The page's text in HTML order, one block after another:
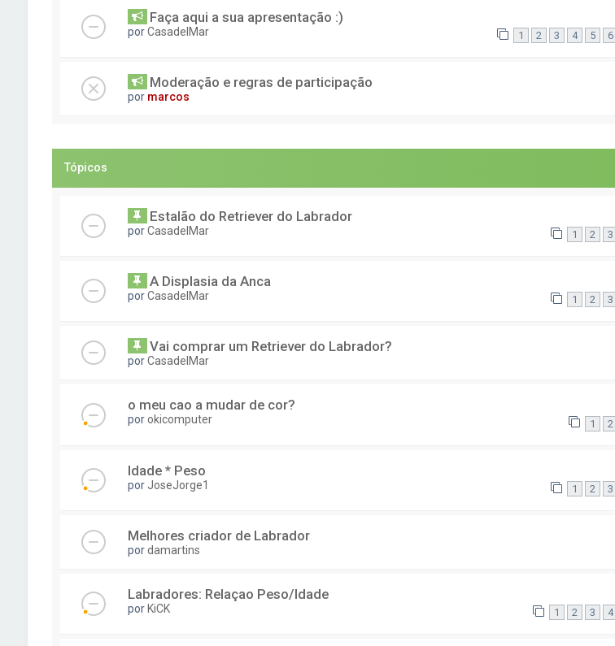
Faça aqui a sua apresentação :)
porCasadelMar 1 2 3 4 5 6
Moderação e regras de participação
por marcos
Tópicos
Estalão do Retriever do Labrador
porCasadelMar 1 2 3
A Displasia da Anca
porCasadelMar 1 2 3
Vai comprar um Retriever do Labrador?
porCasadelMar
o meu cao a mudar de cor?
porokicomputer 1 2
Idade * Peso
por JoseJorge1 1 2 3
Melhores criador de Labrador
pordamartins
Labradores: Relaçao Peso/Idade
por KiCK 1 2 3 4